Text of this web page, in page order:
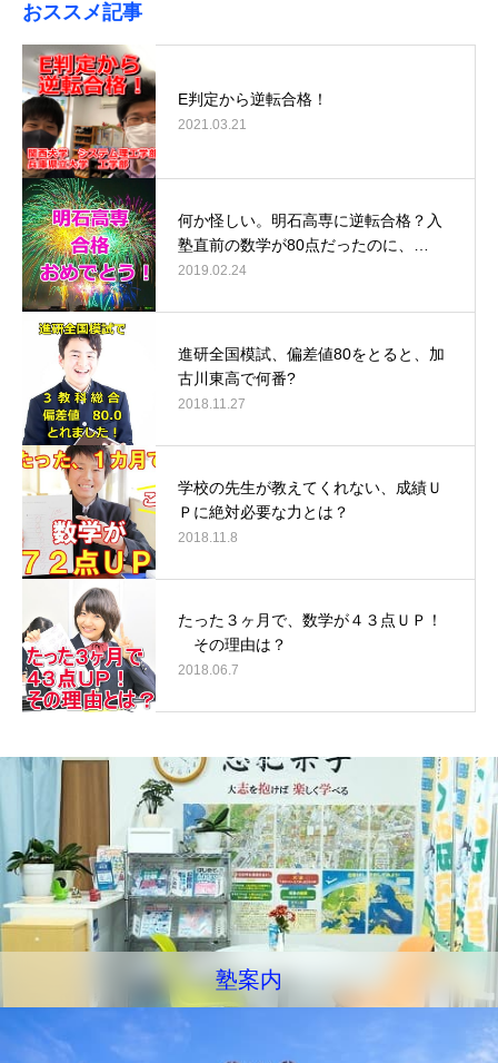
おススメ記事
E判定から逆転合格！
2021.03.21
何か怪しい。明石高専に逆転合格？入
塾直前の数学が80点だったのに、…
2019.02.24
進研全国模試、偏差値80をとると、加
古川東高で何番?
2018.11.27
学校の先生が教えてくれない、成績Ｕ
Ｐに絶対必要な力とは？
2018.11.8
たった３ヶ月で、数学が４３点ＵＰ！
その理由は？
2018.06.7
塾案内